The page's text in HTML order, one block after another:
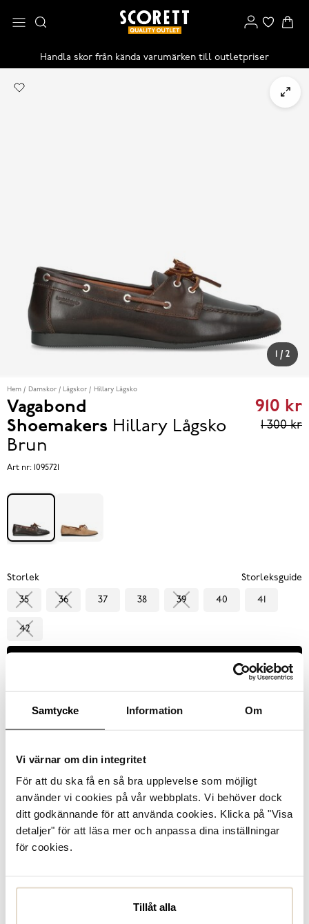
Samtycke Information Om
Vi värnar om din integritet
För att du ska få en så bra upplevelse som möjligt
använder vi cookies på vår webbplats. Vi behöver dock
ditt godkännande för att använda cookies. Klicka på "Visa
detaljer" för att läsa mer och anpassa dina inställningar
för cookies.
Tillåt alla
Handla skor från kända varumärken till outletpriser
/ 2
Hem Damskor Lågskor Hillary Lågsko
Vagabond
Shoemakers Hillary Lågsko
Brun
Current
910 kr
1 300 kr
Art nr: 1095721
Storlek Storleksguide
35 36 37 38 39 40 41
42
Produktbeskrivning
Hillary från Vagabond - en modern tiwist på den klassiska